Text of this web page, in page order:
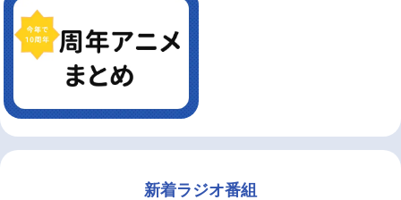
新着ラジオ番組